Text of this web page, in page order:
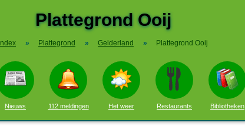
Plattegrond Ooij
Index » Plattegrond » Gelderland » Plattegrond Ooij
Nieuws 112 meldingen Het weer Restaurants Bibliotheken